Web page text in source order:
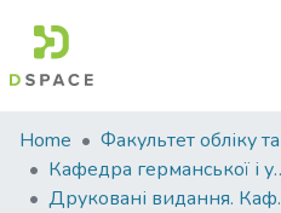
Communities
&
Collections
Home
Кафедра
Друковані